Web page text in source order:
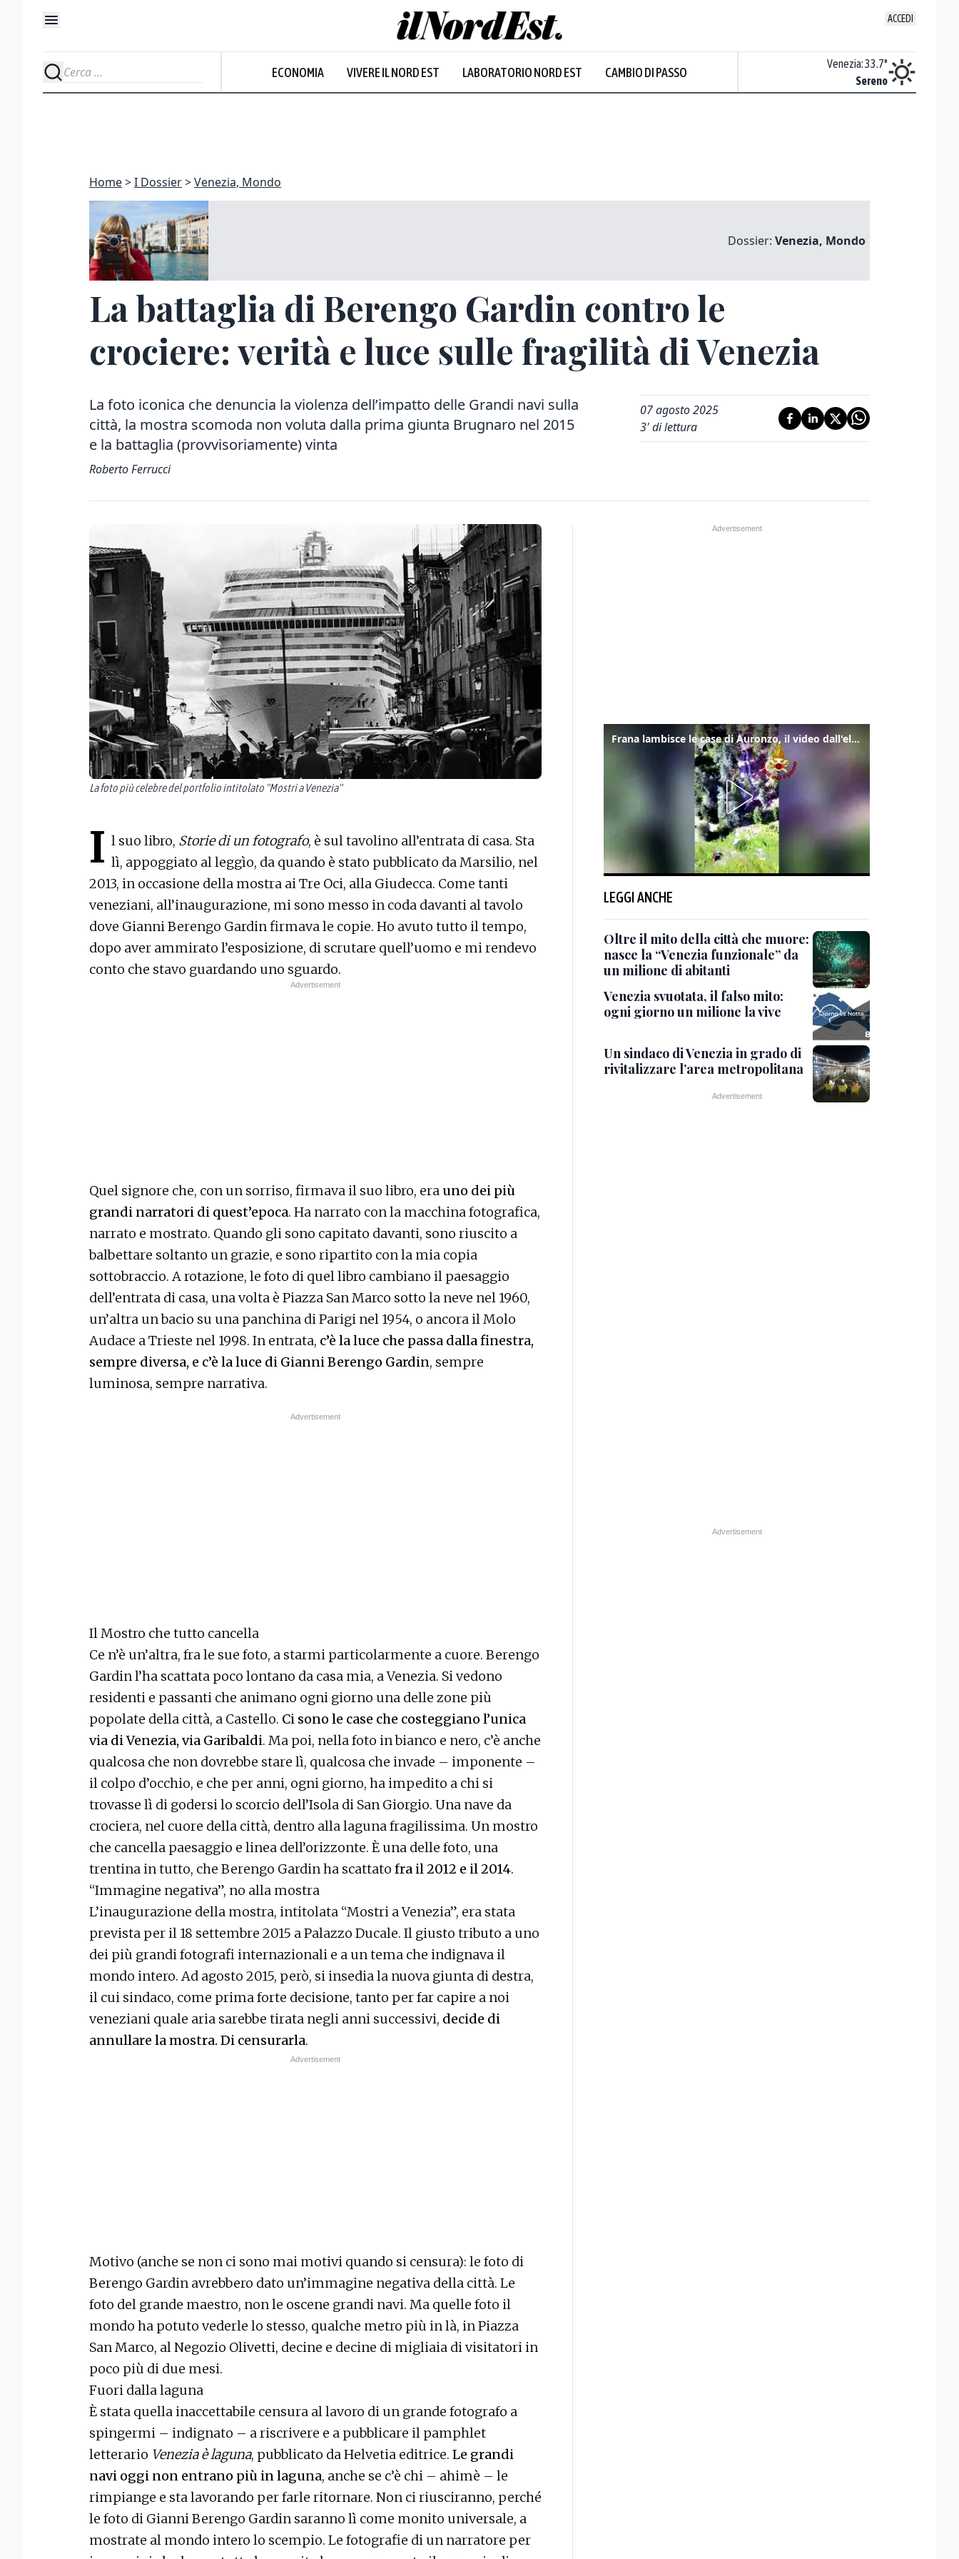
ACCEDI
ECONOMIA VIVERE IL NORD EST LABORATORIO NORD EST CAMBIO DI PASSO
Sereno
Venezia:33.7°
Sereno
Home I Dossier Venezia, Mondo
Dossier: Venezia, Mondo
La battaglia di Berengo Gardin contro le
crociere: verità e luce sulle fragilità di Venezia
La foto iconica che denuncia la violenza dell’impatto delle Grandi navi sulla
città, la mostra scomoda non voluta dalla prima giunta Brugnaro nel 2015
e la battaglia (provvisoriamente) vinta
Roberto Ferrucci
07 agosto 2025
3' di lettura
La foto più celebre del portfolio intitolato "Mostri a Venezia"
I l suo libro, Storie di un fotografo, è sul tavolino all’entrata di casa. Sta
lì, appoggiato al leggìo, da quando è stato pubblicato da Marsilio, nel
2013, in occasione della mostra ai Tre Oci, alla Giudecca. Come tanti
veneziani, all’inaugurazione, mi sono messo in coda davanti al tavolo
dove Gianni Berengo Gardin firmava le copie. Ho avuto tutto il tempo,
dopo aver ammirato l’esposizione, di scrutare quell’uomo e mi rendevo
conto che stavo guardando uno sguardo.
Quel signore che, con un sorriso, firmava il suo libro, era uno dei più
grandi narratori di quest’epoca. Ha narrato con la macchina fotografica,
narrato e mostrato. Quando gli sono capitato davanti, sono riuscito a
balbettare soltanto un grazie, e sono ripartito con la mia copia
sottobraccio. A rotazione, le foto di quel libro cambiano il paesaggio
dell’entrata di casa, una volta è Piazza San Marco sotto la neve nel 1960,
un’altra un bacio su una panchina di Parigi nel 1954, o ancora il Molo
Audace a Trieste nel 1998. In entrata, c’è la luce che passa dalla finestra,
sempre diversa, e c’è la luce di Gianni Berengo Gardin, sempre
luminosa, sempre narrativa.
Il Mostro che tutto cancella
Ce n’è un’altra, fra le sue foto, a starmi particolarmente a cuore. Berengo
Gardin l’ha scattata poco lontano da casa mia, a Venezia. Si vedono
residenti e passanti che animano ogni giorno una delle zone più
popolate della città, a Castello. Ci sono le case che costeggiano l’unica
via di Venezia, via Garibaldi. Ma poi, nella foto in bianco e nero, c’è anche
qualcosa che non dovrebbe stare lì, qualcosa che invade – imponente –
il colpo d’occhio, e che per anni, ogni giorno, ha impedito a chi si
trovasse lì di godersi lo scorcio dell’Isola di San Giorgio. Una nave da
crociera, nel cuore della città, dentro alla laguna fragilissima. Un mostro
che cancella paesaggio e linea dell’orizzonte. È una delle foto, una
trentina in tutto, che Berengo Gardin ha scattato fra il 2012 e il 2014.
“Immagine negativa”, no alla mostra
L’inaugurazione della mostra, intitolata “Mostri a Venezia”, era stata
prevista per il 18 settembre 2015 a Palazzo Ducale. Il giusto tributo a uno
dei più grandi fotografi internazionali e a un tema che indignava il
mondo intero. Ad agosto 2015, però, si insedia la nuova giunta di destra,
il cui sindaco, come prima forte decisione, tanto per far capire a noi
veneziani quale aria sarebbe tirata negli anni successivi, decide di
annullare la mostra. Di censurarla.
Motivo (anche se non ci sono mai motivi quando si censura): le foto di
Berengo Gardin avrebbero dato un’immagine negativa della città. Le
foto del grande maestro, non le oscene grandi navi. Ma quelle foto il
mondo ha potuto vederle lo stesso, qualche metro più in là, in Piazza
San Marco, al Negozio Olivetti, decine e decine di migliaia di visitatori in
poco più di due mesi.
Fuori dalla laguna
È stata quella inaccettabile censura al lavoro di un grande fotografo a
spingermi – indignato – a riscrivere e a pubblicare il pamphlet
letterario Venezia è laguna, pubblicato da Helvetia editrice. Le grandi
navi oggi non entrano più in laguna, anche se c’è chi – ahimè – le
rimpiange e sta lavorando per farle ritornare. Non ci riusciranno, perché
le foto di Gianni Berengo Gardin saranno lì come monito universale, a
mostrate al mondo intero lo scempio. Le fotografie di un narratore per
Frana lambisce le case di Auronzo, il video dall'elicottero dei vigili del fuoco
LEGGI ANCHE
Oltre il mito della città che muore:
nasce la “Venezia funzionale” da
un milione di abitanti
Venezia svuotata, il falso mito:
ogni giorno un milione la vive
Un sindaco di Venezia in grado di
rivitalizzare l’area metropolitana